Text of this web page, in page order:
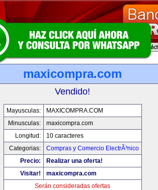
maxicompra.com
Vendido!
Mayusculas:
MAXICOMPRA.COM
Minusculas:
maxicompra.com
Longitud:
10 caracteres
Categorias:
Compras y Comercio ElectrÃ³nico
Precio:
Realizar una oferta!
Visitar!
maxicompra.com
Serán consideradas ofertas